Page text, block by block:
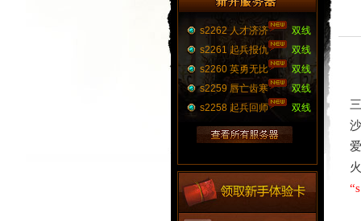
s2262 人才济济
双线
s2261 起兵报仇
双线
s2260 英勇无比
双线
s2259 唇亡齿寒
双线
s2258 起兵回师
双线
“